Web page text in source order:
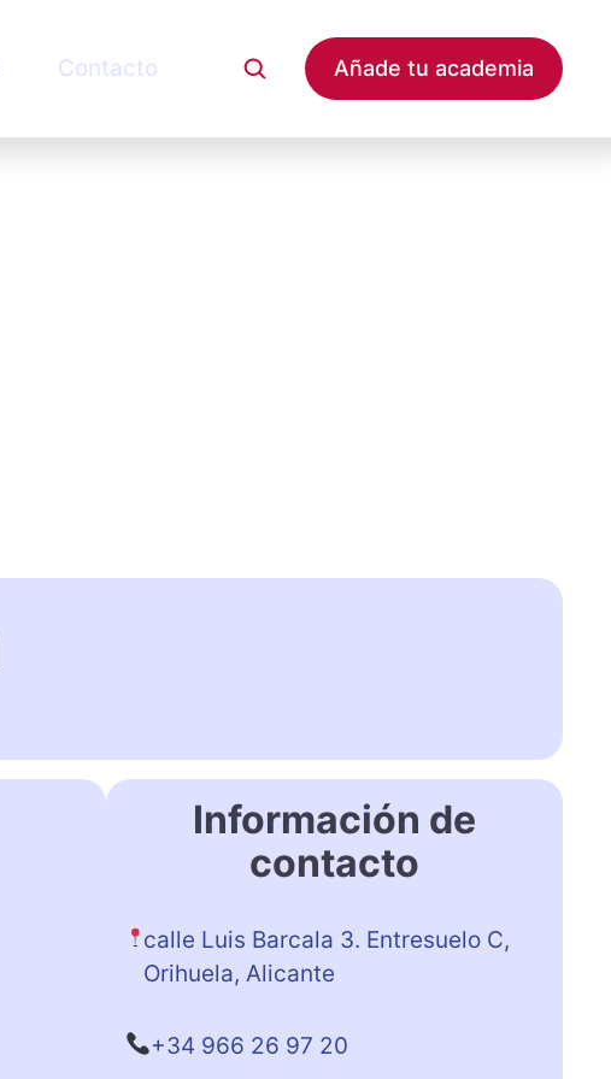
Contacto Añade tu academia
Información de
contacto
calle Luis Barcala 3. Entresuelo C,
Orihuela, Alicante
+34 966 26 97 20